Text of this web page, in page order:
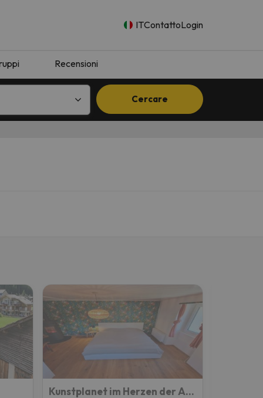
ITContattoLogin
Recensioni
Cercare
Kunstplanet im Herzen der Alpen am Planetenweg